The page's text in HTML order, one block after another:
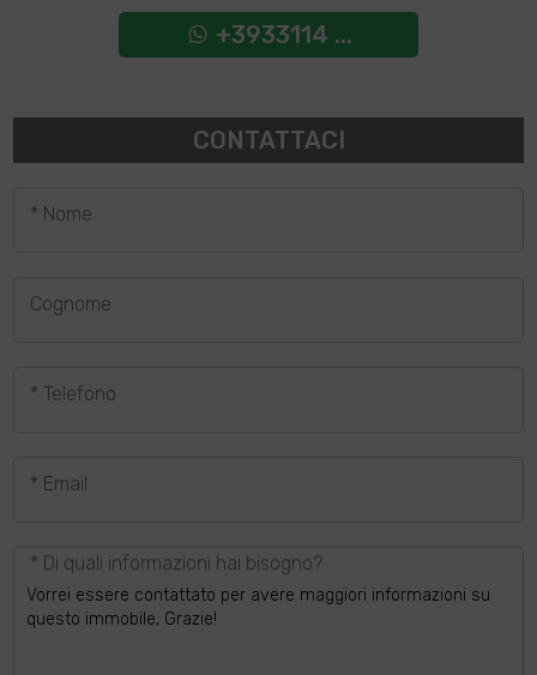
+3933114 ...
CONTATTACI
* Nome
Cognome
* Telefono
* Email
* Di quali informazioni hai bisogno?